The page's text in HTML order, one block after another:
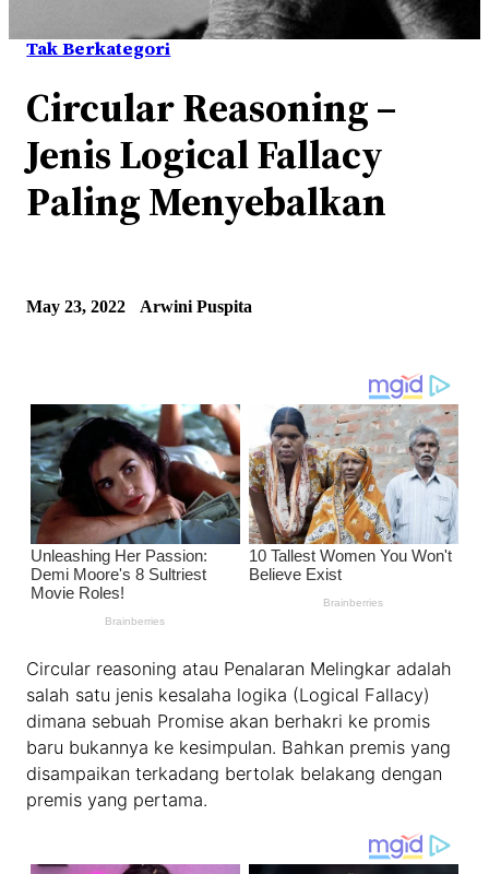
Tak Berkategori
Circular Reasoning –
Jenis Logical Fallacy
Paling Menyebalkan
May 23, 2022 Arwini Puspita
Circular reasoning atau Penalaran Melingkar adalah
salah satu jenis kesalaha logika (Logical Fallacy)
dimana sebuah Promise akan berhakri ke promis
baru bukannya ke kesimpulan. Bahkan premis yang
disampaikan terkadang bertolak belakang dengan
premis yang pertama.